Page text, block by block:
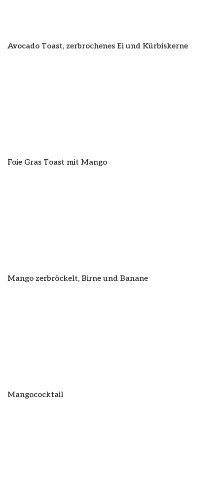
Avocado Toast, zerbrochenes Ei und Kürbiskerne
Foie Gras Toast mit Mango
Mango zerbröckelt, Birne und Banane
Mangococktail